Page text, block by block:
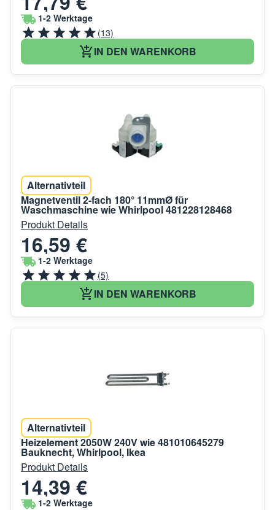
1-2 Werktage
(13)
IN DEN WARENKORB
Alternativteil
Magnetventil 2-fach 180° 11mmØ für
Waschmaschine wie Whirlpool 481228128468
Produkt Details
16,59 €
1-2 Werktage
(5)
IN DEN WARENKORB
Alternativteil
Heizelement 2050W 240V wie 481010645279
Bauknecht, Whirlpool, Ikea
Produkt Details
14,39 €
1-2 Werktage